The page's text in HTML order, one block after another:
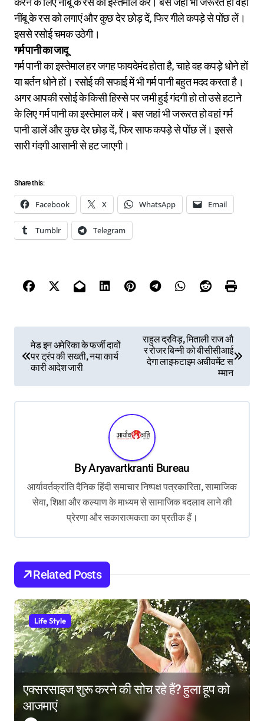
नींबू के रस को लगाएं और कुछ देर छोड़ दें, फिर गीले कपड़े से पोंछ लें।
इससे रसोई चमक उठेगी।
गर्म पानी का जादू
गर्म पानी का इस्तेमाल हर जगह फायदेमंद होता है, चाहे वह कपड़े धोने हों
या बर्तन धोने हों। रसोई की सफाई में भी गर्म पानी बहुत मदद करता है।
अगर आपकी रसोई के किसी हिस्से पर जमी हुई गंदगी हो तो उसे हटाने
के लिए गर्म पानी का इस्तेमाल करें। बस जहां भी जरूरत हो वहां गर्म
पानी डालें और कुछ देर छोड़ दें, फिर साफ कपड़े से पोंछ लें। इससे
सारी गंदगी आसानी से हट जाएगी।
Share this:
Facebook X WhatsApp Email
Tumblr Telegram
o
n
मेड इन अमेरिका के फर्जी दावों
पर ट्रंप की सख्ती, नया कार्य
कारी आदेश जारी
राहुल द्रविड़, मिताली राज औ
र रोजर बिन्नी को बीसीसीआई
देगा लाइफटाइम अचीवमेंट स
म्मान
ByAryavartkranti Bureau
आर्यावर्तक्रांति दैनिक हिंदी समाचार निष्पक्ष पत्रकारिता, सामाजिक
सेवा, शिक्षा और कल्याण के माध्यम से सामाजिक बदलाव लाने की
प्रेरणा और सकारात्मकता का प्रतीक हैं।
Related Posts
Life Style
एक्सरसाइज शुरू करने की सोच रहे हैं? हुला हूप को
आजमाएं